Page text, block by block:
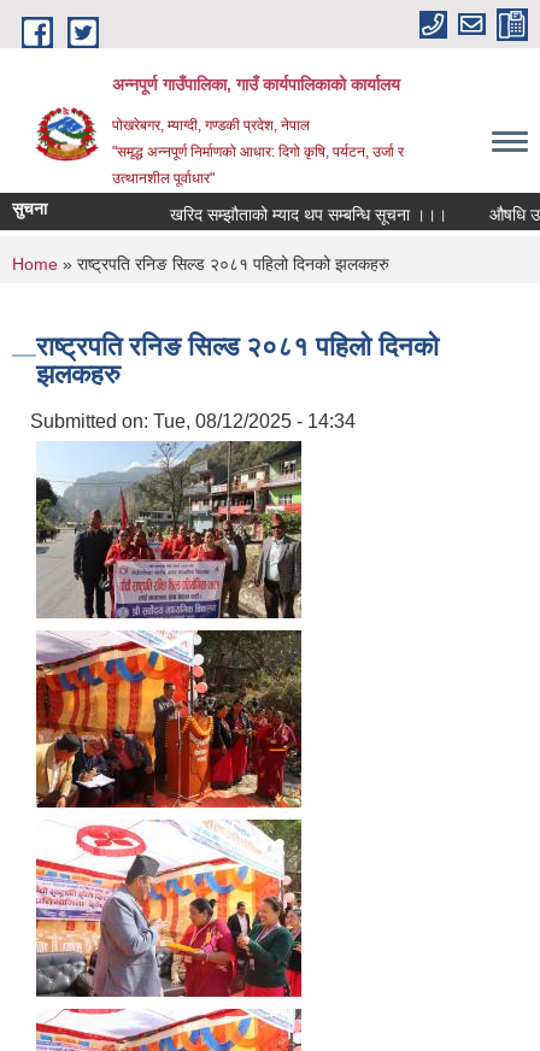
Skip to main content
अन्‍नपूर्ण गाउँपालिका, गाउँ कार्यपालिकाको कार्यालय
पोखरेबगर, म्याग्दी, गण्डकी प्रदेश, नेपाल
"समृद्ध अन्‍नपूर्ण निर्माणको आधार: दिगो कृषि, पर्यटन, उर्जा र
उत्थानशील पूर्वाधार"
सुचना खरिद सम्झौताको म्याद थप सम्बन्धि सूचना ।।। औषधि उपचार
You are here
Home » राष्ट्रपति रनिङ सिल्ड २०८१ पहिलो दिनको झलकहरु
राष्ट्रपति रनिङ सिल्ड २०८१ पहिलो दिनको
झलकहरु
Submitted on: Tue, 08/12/2025 - 14:34